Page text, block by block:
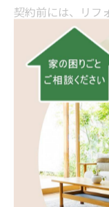
契約前には、リ
件、支払い時期
4. 相談前
おうち工房たぐ
な言葉よりも「
まるっと解決！
的です。
なんでもリフォ